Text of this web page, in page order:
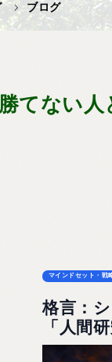
ブログ
てない
マインドセット・戦
格言：
「人間